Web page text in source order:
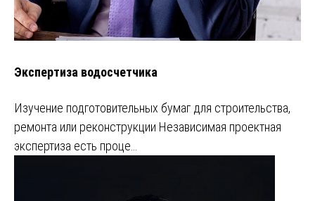
Экспертиза водосчетчика
Изучение подготовительных бумаг для строительства,
ремонта или реконструкции Независимая проектная
экспертиза есть проце…